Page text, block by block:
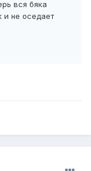
вся бяка
и не оседает